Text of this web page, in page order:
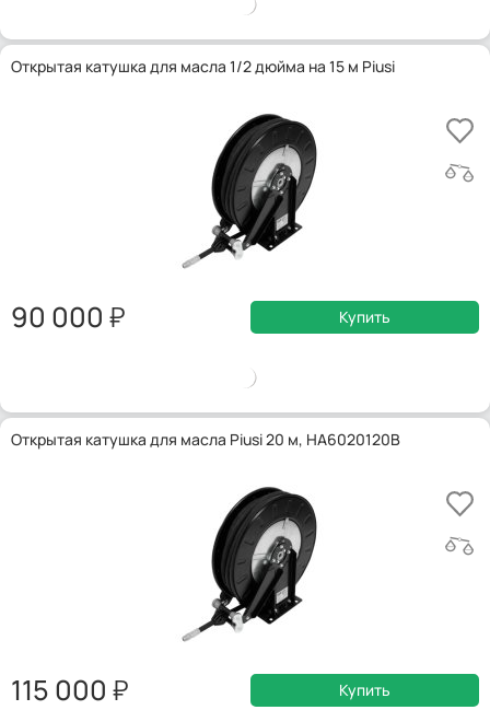
Открытая катушка для масла 1/2 дюйма на 15 м Piusi
90 000 Купить
Открытая катушка для масла Piusi 20 м, HA6020120B
115 000 Купить